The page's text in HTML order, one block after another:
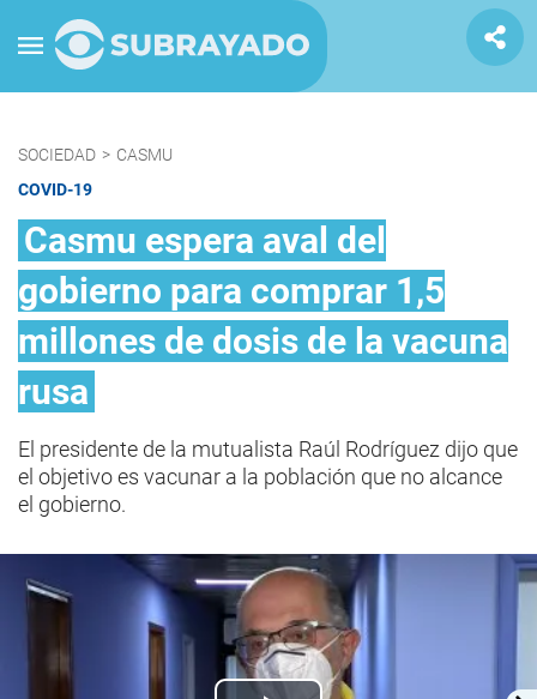
SOCIEDAD > CASMU
COVID-19
Casmu espera aval del
gobierno para comprar 1,5
millones de dosis de la vacuna
rusa
El presidente de la mutualista Raúl Rodríguez dijo que
el objetivo es vacunar a la población que no alcance
el gobierno.